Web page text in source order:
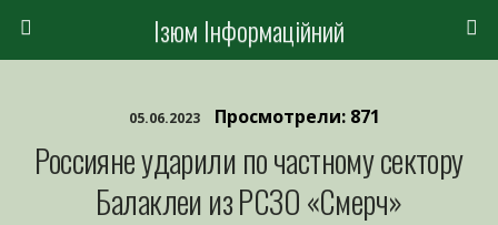
Ізюм Інформаційний
05.06.2023 Просмотрели: 871
Россияне ударили по частному сектору
Балаклеи из РСЗО «Смерч»